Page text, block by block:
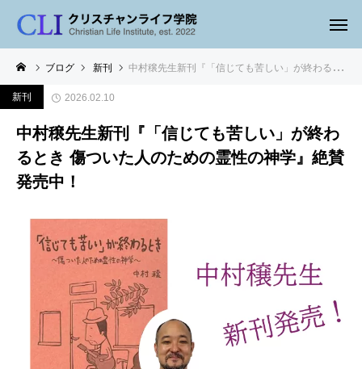
ブログ 新刊 中村穣先生新刊『「信じても苦しい」が終わるとき 傷ついた人のための霊性の神学』絶賛発売中！
新刊 2026.02.10
中村穣先生新刊『「信じても苦しい」が終わ
るとき 傷ついた人のための霊性の神学』絶賛
発売中！